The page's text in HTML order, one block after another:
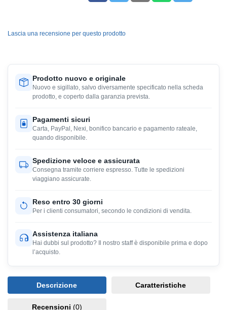
Lascia una recensione per questo prodotto
Prodotto nuovo e originale
Nuovo e sigillato, salvo diversamente specificato nella scheda
prodotto, e coperto dalla garanzia prevista.
Pagamenti sicuri
Carta, PayPal, Nexi, bonifico bancario e pagamento rateale,
quando disponibile.
Spedizione veloce e assicurata
Consegna tramite corriere espresso. Tutte le spedizioni
viaggiano assicurate.
Reso entro 30 giorni
Per i clienti consumatori, secondo le condizioni di vendita.
Assistenza italiana
Hai dubbi sul prodotto? Il nostro staff è disponibile prima e dopo
l’acquisto.
Descrizione Caratteristiche
Recensioni (0)